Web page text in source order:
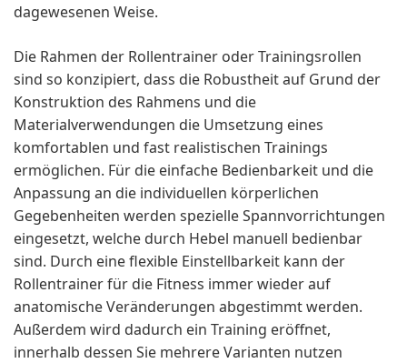
dagewesenen Weise.
Die Rahmen der Rollentrainer oder Trainingsrollen
sind so konzipiert, dass die Robustheit auf Grund der
Konstruktion des Rahmens und die
Materialverwendungen die Umsetzung eines
komfortablen und fast realistischen Trainings
ermöglichen. Für die einfache Bedienbarkeit und die
Anpassung an die individuellen körperlichen
Gegebenheiten werden spezielle Spannvorrichtungen
eingesetzt, welche durch Hebel manuell bedienbar
sind. Durch eine flexible Einstellbarkeit kann der
Rollentrainer für die Fitness immer wieder auf
anatomische Veränderungen abgestimmt werden.
Außerdem wird dadurch ein Training eröffnet,
innerhalb dessen Sie mehrere Varianten nutzen